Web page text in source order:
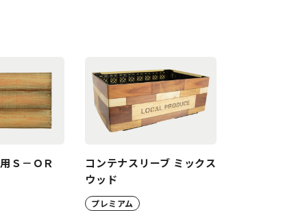
Ｓ－ＯＲ
コンテナスリーブ ミックス
ウッド
プレミアム